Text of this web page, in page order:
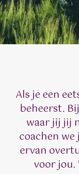
Als je een
beheerst.
waar jij jij
coachen
ervan
voor jou.